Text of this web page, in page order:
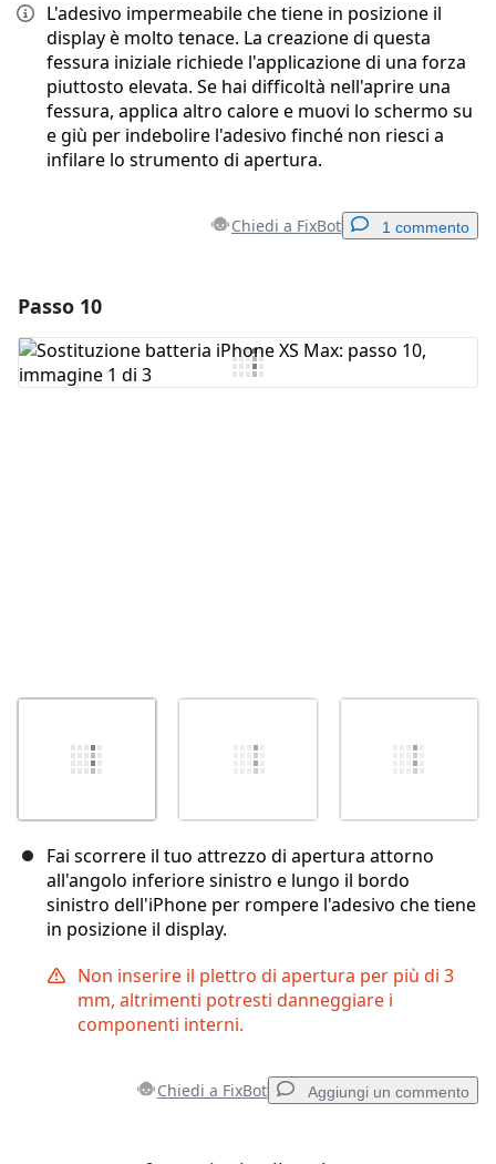
L'adesivo impermeabile che tiene in posizione il
display è molto tenace. La creazione di questa
fessura iniziale richiede l'applicazione di una forza
piuttosto elevata. Se hai difficoltà nell'aprire una
fessura, applica altro calore e muovi lo schermo su
e giù per indebolire l'adesivo finché non riesci a
infilare lo strumento di apertura.
Chiedi a FixBot 1 commento
Aggiungi Commento
Passo 10
Fai scorrere il tuo attrezzo di apertura attorno
all'angolo inferiore sinistro e lungo il bordo
sinistro dell'iPhone per rompere l'adesivo che tiene
in posizione il display.
Non inserire il plettro di apertura per più di 3
mm, altrimenti potresti danneggiare i
componenti interni.
Chiedi a FixBot Aggiungi un commento